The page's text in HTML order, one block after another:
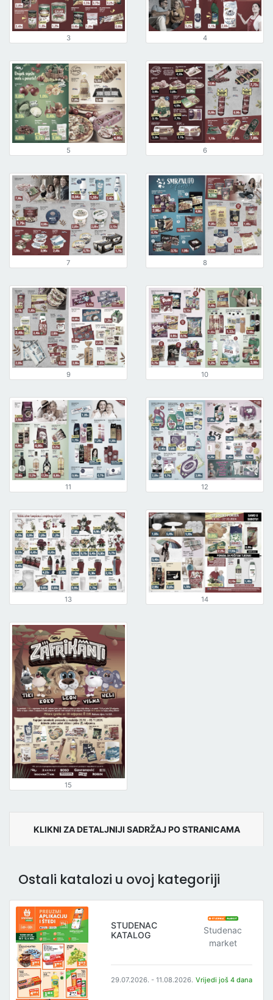
3 4
5 6
7 8
9 10
11 12
13 14
15
KLIKNI ZA DETALJNIJI SADRŽAJ PO STRANICAMA
Ostali katalozi u ovoj kategoriji
STUDENAC
KATALOG
Studenac
market
29.07.2026. - 11.08.2026. Vrijedi još 4 dana